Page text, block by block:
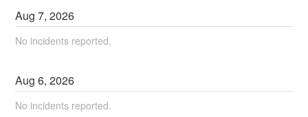
Aug7,2026
No incidents reported.
Aug6,2026
No incidents reported.